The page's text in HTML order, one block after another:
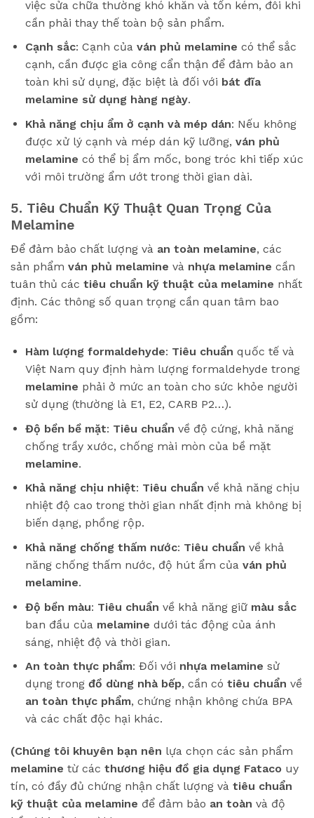
việc sửa chữa thường khó khăn và tốn kém, đôi khi
cần phải thay thế toàn bộ sản phẩm.
Cạnh sắc: Cạnh của ván phủ melamine có thể sắc
cạnh, cần được gia công cẩn thận để đảm bảo an
toàn khi sử dụng, đặc biệt là đối với bát đĩa
melamine sử dụng hàng ngày.
Khả năng chịu ẩm ở cạnh và mép dán: Nếu không
được xử lý cạnh và mép dán kỹ lưỡng, ván phủ
melamine có thể bị ẩm mốc, bong tróc khi tiếp xúc
với môi trường ẩm ướt trong thời gian dài.
5. Tiêu Chuẩn Kỹ Thuật Quan Trọng Của
Melamine
Để đảm bảo chất lượng và an toàn melamine, các
sản phẩm ván phủ melamine và nhựa melamine cần
tuân thủ các tiêu chuẩn kỹ thuật của melamine nhất
định. Các thông số quan trọng cần quan tâm bao
gồm:
Hàm lượng formaldehyde: Tiêu chuẩn quốc tế và
Việt Nam quy định hàm lượng formaldehyde trong
melamine phải ở mức an toàn cho sức khỏe người
sử dụng (thường là E1, E2, CARB P2…).
Độ bền bề mặt: Tiêu chuẩn về độ cứng, khả năng
chống trầy xước, chống mài mòn của bề mặt
melamine.
Khả năng chịu nhiệt: Tiêu chuẩn về khả năng chịu
nhiệt độ cao trong thời gian nhất định mà không bị
biến dạng, phồng rộp.
Khả năng chống thấm nước: Tiêu chuẩn về khả
năng chống thấm nước, độ hút ẩm của ván phủ
melamine.
Độ bền màu: Tiêu chuẩn về khả năng giữ màu sắc
ban đầu của melamine dưới tác động của ánh
sáng, nhiệt độ và thời gian.
An toàn thực phẩm: Đối với nhựa melamine sử
dụng trong đồ dùng nhà bếp, cần có tiêu chuẩn về
an toàn thực phẩm, chứng nhận không chứa BPA
và các chất độc hại khác.
(Chúng tôi khuyên bạn nên lựa chọn các sản phẩm
melamine từ các thương hiệu đồ gia dụng Fataco uy
tín, có đầy đủ chứng nhận chất lượng và tiêu chuẩn
kỹ thuật của melamine để đảm bảo an toàn và độ